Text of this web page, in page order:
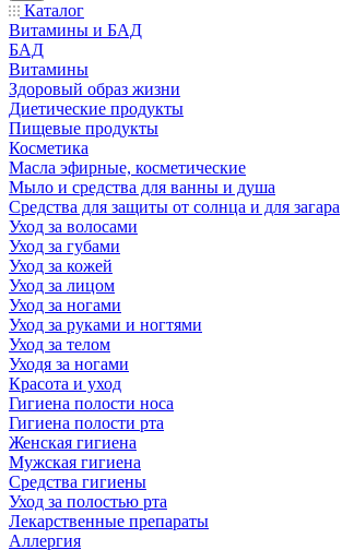
Каталог
Витамины и БАД
БАД
Витамины
Здоровый образ жизни
Диетические продукты
Пищевые продукты
Косметика
Масла эфирные, косметические
Мыло и средства для ванны и душа
Средства для защиты от солнца и для загара
Уход за волосами
Уход за губами
Уход за кожей
Уход за лицом
Уход за ногами
Уход за руками и ногтями
Уход за телом
Уходя за ногами
Красота и уход
Гигиена полости носа
Гигиена полости рта
Женская гигиена
Мужская гигиена
Средства гигиены
Уход за полостью рта
Лекарственные препараты
Аллергия